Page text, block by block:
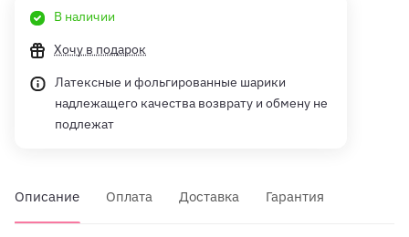
В наличии
Хочу в подарок
Латексные и фольгированные шарики
надлежащего качества возврату и обмену не
подлежат
Описание Оплата Доставка Гарантия